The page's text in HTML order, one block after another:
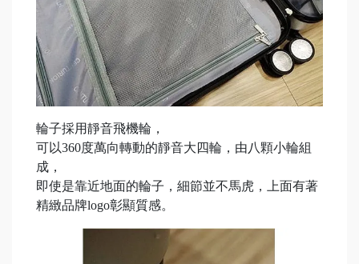
輪子採用靜音飛機輪，
可以360度萬向轉動的靜音大四輪，由八顆小輪組
成，
即使是靠近地面的輪子，細節並不馬虎，上面有著
精緻品牌logo彰顯質感。